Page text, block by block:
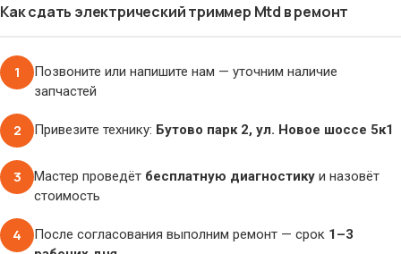
Как сдать электрический триммер Mtd в ремонт
1
Позвоните или напишите нам — уточним наличие
запчастей
2 Привезите технику: Бутово парк 2, ул. Новое шоссе 5к1
3 Мастер проведёт бесплатную диагностику и назовёт
стоимость
4 После согласования выполним ремонт — срок 1–3